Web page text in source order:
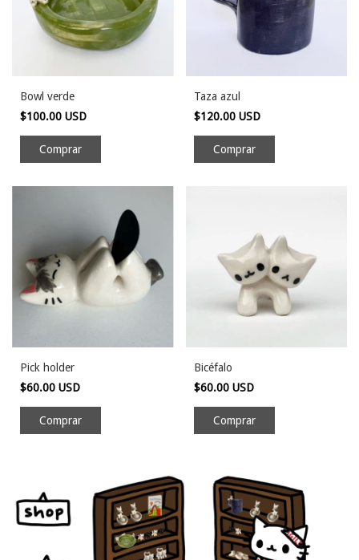
Bowl verde
$100.00 USD
Taza azul
$120.00 USD
Pick holder
$60.00 USD
Bicéfalo
$60.00 USD